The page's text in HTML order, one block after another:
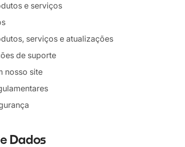
e serviços
serviços e atualizações
de suporte
nosso site
Dados